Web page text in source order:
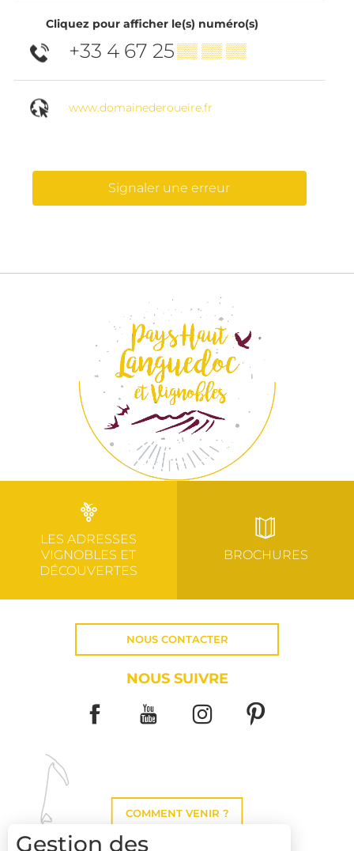
Cliquez pour afficher le(s) numéro(s)
+33 4 67 25▒▒ ▒▒ ▒▒
www.domainederoueire.fr
Signaler une erreur
LES ADRESSES
VIGNOBLES ET
DÉCOUVERTES
BROCHURES
NOUS CONTACTER
NOUS SUIVRE
COMMENT VENIR ?
Gestion des